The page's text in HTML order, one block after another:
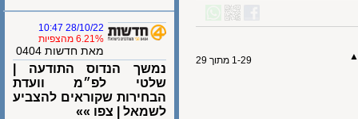
1-29 מתוך 29
28/10/22 10:47
6.21% מהצפיות
מאת חדשות 0404
נמשך הנדוס התודעה |
שלטי לפ״מ וועדת
הבחירות שקוראים להצביע
לשמאל | צפו »»